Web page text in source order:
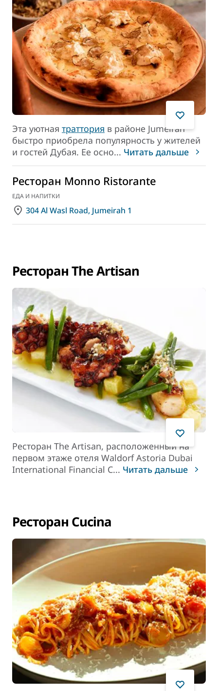
Эта уютная траттория в районе Jumeirah
быстро приобрела популярность у жителей
и гостей Дубая. Ее осно... Читать дальше
Ресторан Monno Ristorante
ЕДА И НАПИТКИ
304 Al Wasl Road, Jumeirah 1
Ресторан The Artisan
Ресторан The Artisan, расположенный на
первом этаже отеля Waldorf Astoria Dubai
International Financial C... Читать дальше
Ресторан Cucina